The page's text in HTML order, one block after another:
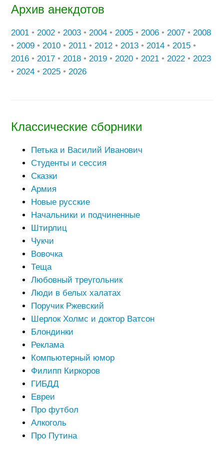
Архив анекдотов
2001 • 2002 • 2003 • 2004 • 2005 • 2006 • 2007 • 2008
• 2009 • 2010 • 2011 • 2012 • 2013 • 2014 • 2015 •
2016 • 2017 • 2018 • 2019 • 2020 • 2021 • 2022 • 2023
• 2024 • 2025 • 2026
Классические сборники
Петька и Василий Иванович
Студенты и сессия
Сказки
Армия
Новые русские
Начальники и подчиненные
Штирлиц
Чукчи
Вовочка
Теща
Любовный треугольник
Люди в белых халатах
Поручик Ржевский
Шерлок Холмс и доктор Ватсон
Блондинки
Реклама
Компьютерный юмор
Филипп Киркоров
ГИБДД
Евреи
Про футбол
Алкоголь
Про Путина